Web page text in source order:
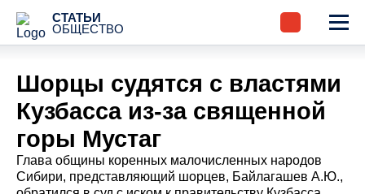
СТАТЬИ
ОБЩЕСТВО
Шорцы судятся с властями
Кузбасса из-за священной
горы Мустаг
Глава общины коренных малочисленных народов
Сибири, представляющий шорцев, Байлагашев А.Ю.,